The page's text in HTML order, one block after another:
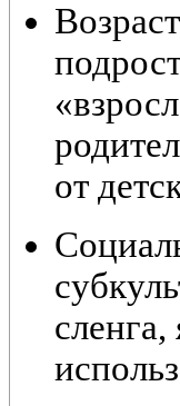
от
сленга,